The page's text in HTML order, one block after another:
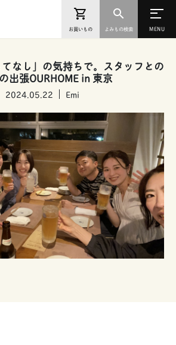
てなし」の気持ちで。スタッフとの
出張OURHOME in 東京
2024.05.22 Emi
お買いもの よみもの検索